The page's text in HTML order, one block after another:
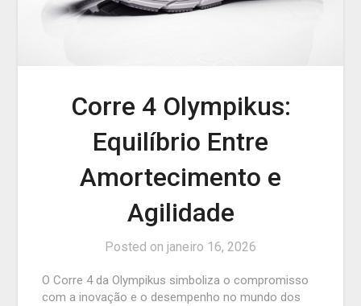
Corre 4 Olympikus:
Equilíbrio Entre
Amortecimento e
Agilidade
Posted on janeiro 16, 2026
O Corre 4 da Olympikus simboliza o compromisso
com a inovação e o desempenho no mundo dos